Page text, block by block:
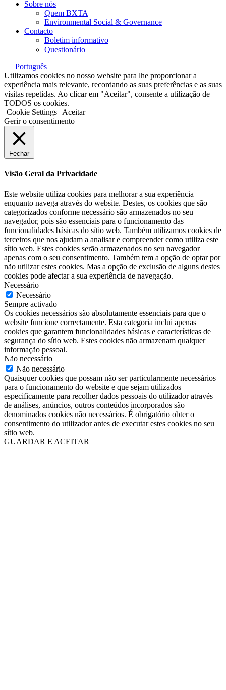
Sobre nós
Quem BXTA
Environmental Social & Governance
Contacto
Boletim informativo
Questionário
Português
Utilizamos cookies no nosso website para lhe proporcionar a
experiência mais relevante, recordando as suas preferências e as suas
visitas repetidas. Ao clicar em "Aceitar", consente a utilização de
TODOS os cookies.
Cookie Settings
Aceitar
Gerir o consentimento
Fechar
Visão Geral da Privacidade
Este website utiliza cookies para melhorar a sua experiência
enquanto navega através do website. Destes, os cookies que são
categorizados conforme necessário são armazenados no seu
navegador, pois são essenciais para o funcionamento das
funcionalidades básicas do sítio web. Também utilizamos cookies de
terceiros que nos ajudam a analisar e compreender como utiliza este
sítio web. Estes cookies serão armazenados no seu navegador
apenas com o seu consentimento. Também tem a opção de optar por
não utilizar estes cookies. Mas a opção de exclusão de alguns destes
cookies pode afectar a sua experiência de navegação.
Necessário
Necessário
Sempre activado
Os cookies necessários são absolutamente essenciais para que o
website funcione correctamente. Esta categoria inclui apenas
cookies que garantem funcionalidades básicas e características de
segurança do sítio web. Estes cookies não armazenam qualquer
informação pessoal.
Não necessário
Não necessário
Quaisquer cookies que possam não ser particularmente necessários
para o funcionamento do website e que sejam utilizados
especificamente para recolher dados pessoais do utilizador através
de análises, anúncios, outros conteúdos incorporados são
denominados cookies não necessários. É obrigatório obter o
consentimento do utilizador antes de executar estes cookies no seu
sítio web.
GUARDAR E ACEITAR